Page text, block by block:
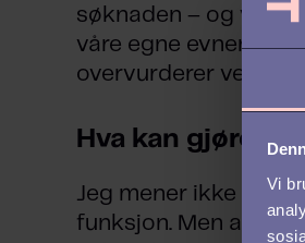
Vi
søknaden – og vi
våre egne evner
overvurderer verdien
Hva kan gjøres?
Jeg mener ikke at
funksjon. Men